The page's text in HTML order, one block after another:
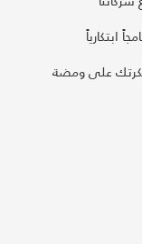
ابتكارياً
على ومضة